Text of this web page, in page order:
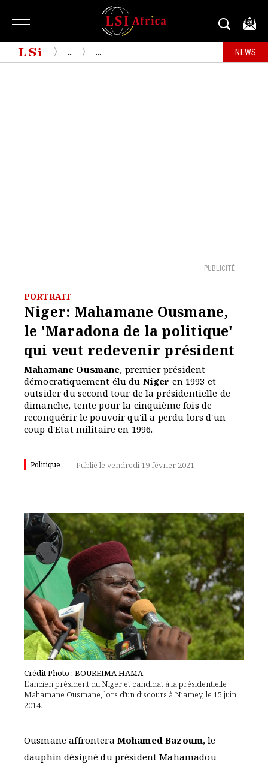
NEWS
PUBLICITÉ
PORTRAIT
Niger: Mahamane Ousmane,
le 'Maradona de la politique'
qui veut redevenir président
Mahamane Ousmane, premier président
démocratiquement élu du Niger en 1993 et
outsider du second tour de la présidentielle de
dimanche, tente pour la cinquième fois de
reconquérir le pouvoir qu'il a perdu lors d'un
coup d'Etat militaire en 1996.
Politique Publié le vendredi 19 février 2021
Crédit Photo : BOUREIMA HAMA
L'ancien président du Niger et candidat à la présidentielle
Mahamane Ousmane, lors d'un discours à Niamey, le 15 juin
2014.
Ousmane affrontera Mohamed Bazoum, le
dauphin désigné du président Mahamadou